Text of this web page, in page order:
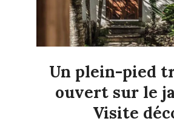
Un plein-pied
ouvert sur le
Visite